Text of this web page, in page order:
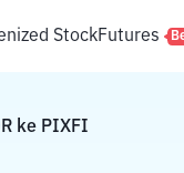
StockFutures
ke PIXFI